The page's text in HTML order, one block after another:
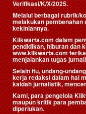
Verifikasi/K/X/2025.
Melalui berbagai rubrik/
melakukan
kekiniannya.
Klikwarta.com dalam
pendidikan, hiburan dan
www.klikwarta.com
menjalankan tugas
Selain itu, undang-
kerja redaksi dalam hal
kaidah jurnalistik,
Kami, para pengelola
maupun kritik para
diperlukan.